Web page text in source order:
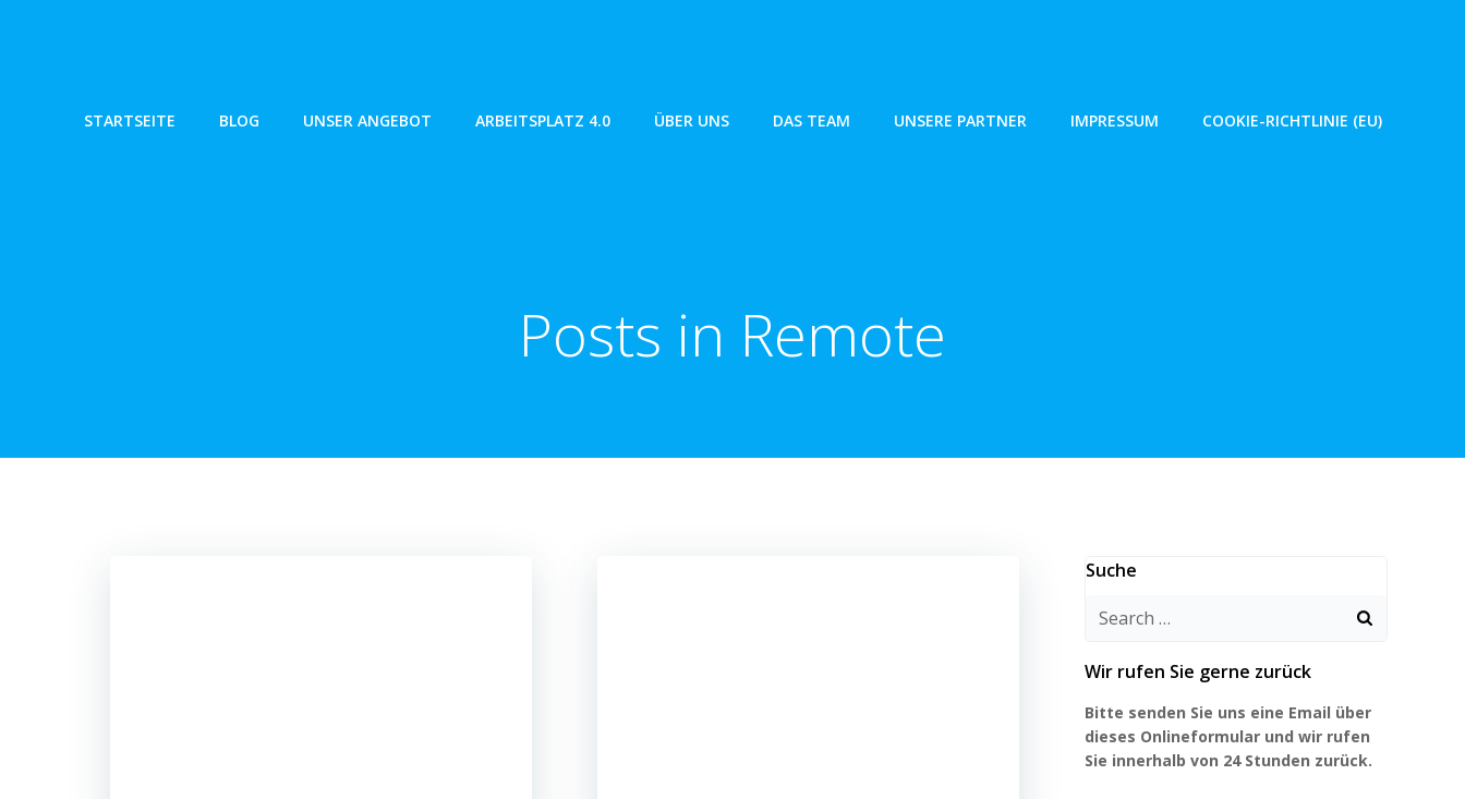
STARTSEITE BLOG UNSER ANGEBOT ARBEITSPLATZ 4.0 ÜBER UNS DAS TEAM UNSERE PARTNER IMPRESSUM COOKIE-RICHTLINIE (EU)
Posts in Remote
Suche
Search
Wir rufen Sie gerne zurück
Bitte senden Sie uns eine Email über
dieses Onlineformular und wir rufen
Sie innerhalb von 24 Stunden zurück.